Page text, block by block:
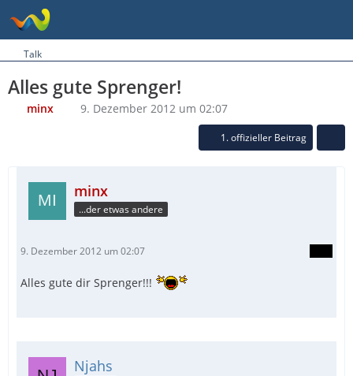
Talk
Alles gute Sprenger!
minx 9. Dezember 2012 um 02:07
1. offizieller Beitrag
minx
...der etwas andere
9. Dezember 2012 um 02:07
Alles gute dir Sprenger!!!
Njahs